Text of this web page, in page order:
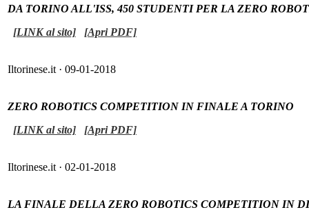
DA TORINO ALL'ISS, 450 STUDENTI PER LA ZERO
[LINK al sito]
[Apri PDF]
Iltorinese.it · 09-01-2018
ZERO ROBOTICS COMPETITION IN FINALE A TORINO
[LINK al sito]
[Apri PDF]
Iltorinese.it · 02-01-2018
LA FINALE DELLA ZERO ROBOTICS COMPETITION IN